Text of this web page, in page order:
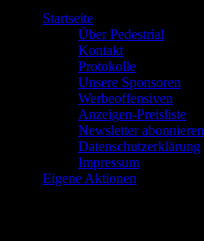
Startseite
Über Pedestrial
Kontakt
Protokolle
Unsere Sponsoren
Werbeoffensiven
Anzeigen-Preisliste
Newsletter abonnieren
Datenschutzerklärung
Impressum
Eigene Aktionen